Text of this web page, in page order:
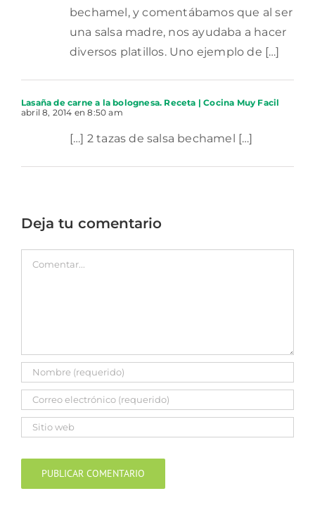
bechamel, y comentábamos que al ser
una salsa madre, nos ayudaba a hacer
diversos platillos. Uno ejemplo de […]
Lasaña de carne a la bolognesa. Receta | Cocina Muy Facil
abril 8, 2014 en 8:50 am
[…] 2 tazas de salsa bechamel […]
Deja tu comentario